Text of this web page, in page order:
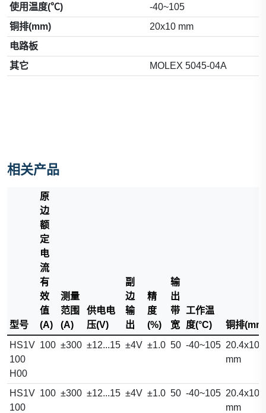
使用温度(℃)
-40~105
铜排(mm)
20x10 mm
电路板
其它
MOLEX 5045-04A
相关产品
型号
原
边
额
定
电
流
有
效
值
(A)
测量
范围
(A)
供电电
压(V)
副
边
输
出
精
度
(%)
输
出
带
宽
工作温
度(°C)
铜排
HS1V
100
H00
100 ±300 ±12...15 ±4V ±1.0 50 -40~105
mm
HS1V
100
100 ±300 ±12...15 ±4V ±1.0 50 -40~105
mm